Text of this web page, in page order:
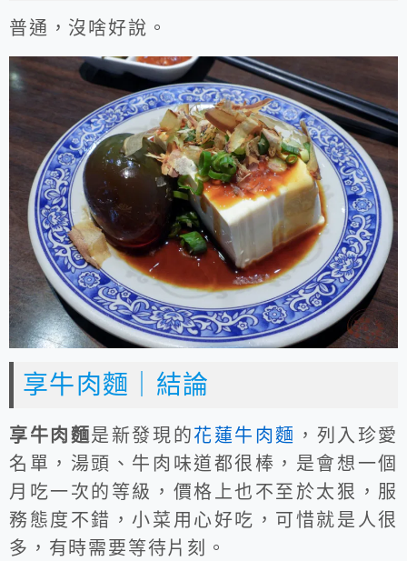
普通，沒啥好說。
享牛肉麵｜結論
享牛肉麵是新發現的花蓮牛肉麵 ，列入珍愛
名單，湯頭、牛肉味道都很棒，是會想一個
月吃一次的等級，價格上也不至於太狠，服
務態度不錯，小菜用心好吃，可惜就是人很
多，有時需要等待片刻。